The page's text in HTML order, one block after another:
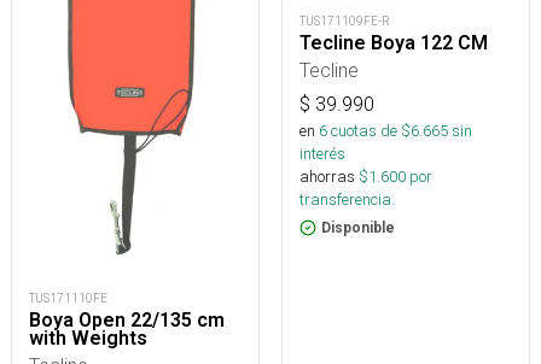
TUS171110FE
Boya Open 22/135 cm
with Weights
TUS171109FE-R
Tecline Boya 122 CM
Tecline
$ 39.990
en 6cuotas de $6.665sin
interés
ahorras $1.600 por
transferencia.
Disponible